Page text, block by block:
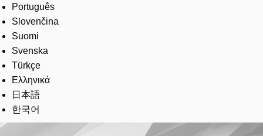
Português
Slovenčina
Suomi
Svenska
Türkçe
Ελληνικά
日本語
한국어